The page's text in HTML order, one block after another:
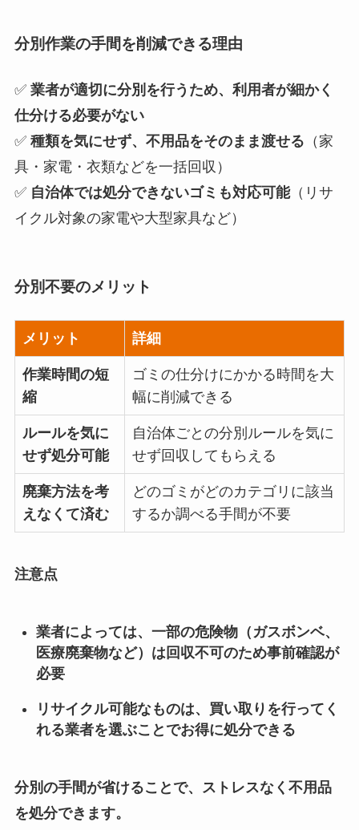
分別作業の手間を削減できる理由
✅ 業者が適切に分別を行うため、利用者が細かく
仕分ける必要がない
✅ 種類を気にせず、不用品をそのまま渡せる （家
具・家電・衣類などを一括回収）
✅ 自治体では処分できないゴミも対応可能（リサ
イクル対象の家電や大型家具など）
分別不要のメリット
メリット 詳細
作業時間の短
縮
ゴミの仕分けにかかる時間を大
幅に削減できる
ルールを気に
せず処分可能
自治体ごとの分別ルールを気に
せず回収してもらえる
廃棄方法を考
えなくて済む
どのゴミがどのカテゴリに該当
するか調べる手間が不要
注意点
業者によっては、一部の危険物（ガスボンベ、
医療廃棄物など）は回収不可のため事前確認が
必要
リサイクル可能なものは、買い取りを行ってく
れる業者を選ぶことでお得に処分できる
分別の手間が省けることで、ストレスなく不用品
を処分できます。